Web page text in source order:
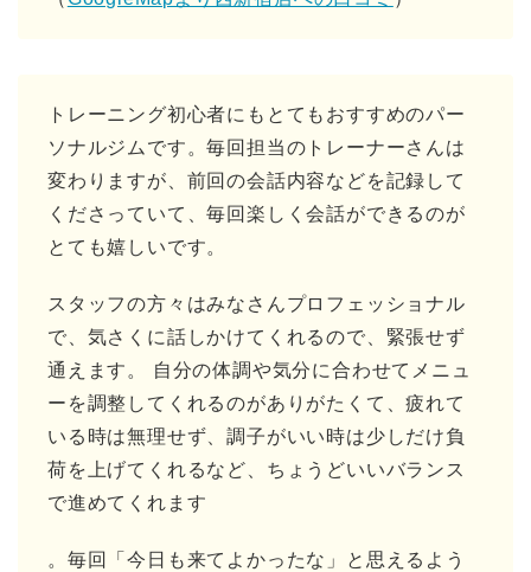
トレーニング初心者にもとてもおすすめのパー
ソナルジムです。毎回担当のトレーナーさんは
変わりますが、前回の会話内容などを記録して
くださっていて、毎回楽しく会話ができるのが
とても嬉しいです。
スタッフの方々はみなさんプロフェッショナル
で、気さくに話しかけてくれるので、緊張せず
通えます。 自分の体調や気分に合わせてメニュ
ーを調整してくれるのがありがたくて、疲れて
いる時は無理せず、調子がいい時は少しだけ負
荷を上げてくれるなど、ちょうどいいバランス
で進めてくれます
。毎回「今日も来てよかったな」と思えるよう